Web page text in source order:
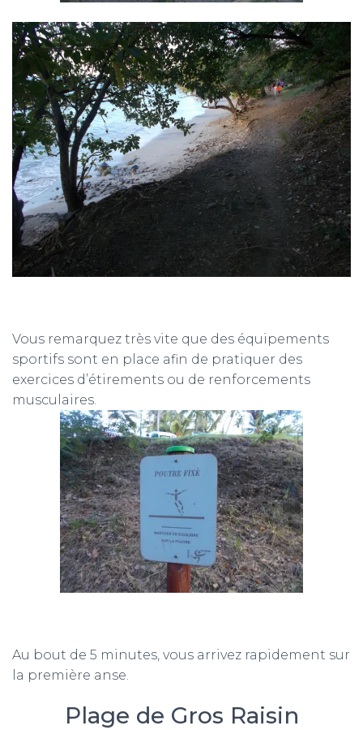
Vous remarquez très vite que des équipements
sportifs sont en place afin de pratiquer des
exercices d’étirements ou de renforcements
musculaires.
Au bout de 5 minutes, vous arrivez rapidement sur
la première anse.
Plage de Gros Raisin